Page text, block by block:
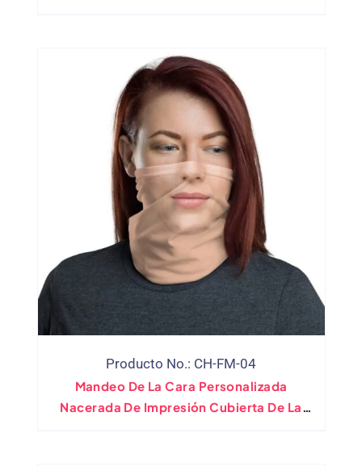
Producto No.: CH-FM-04
Mandeo De La Cara Personalizada
Nacerada De Impresión Cubierta De La